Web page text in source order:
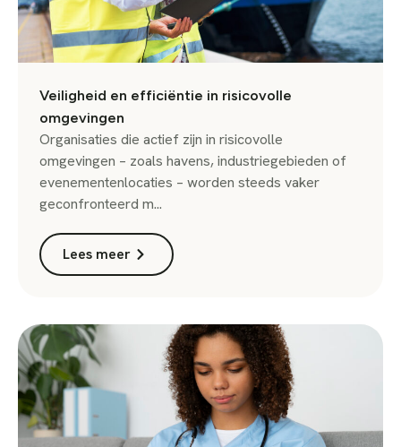
Veiligheid en efficiëntie in risicovolle
omgevingen
Organisaties die actief zijn in risicovolle
omgevingen – zoals havens, industriegebieden of
evenementenlocaties – worden steeds vaker
geconfronteerd m...
Lees meer